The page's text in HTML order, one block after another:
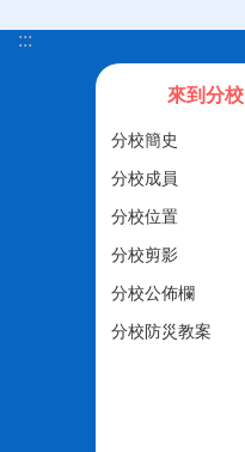
:::
來到分校
分校簡史
分校成員
分校位置
分校剪影
分校公佈欄
分校防災教案